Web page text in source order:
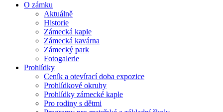
O zámku
Aktuálně
Historie
Zámecká kaple
Zámecká kavárna
Zámecký park
Fotogalerie
Prohlídky
Ceník a otevírací doba expozice
Prohlídkové okruhy
Prohlídky zámecké kaple
Pro rodiny s dětmi